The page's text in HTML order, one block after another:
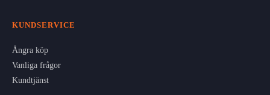
KUNDSERVICE
Ångra köp
Vanliga frågor
Kundtjänst